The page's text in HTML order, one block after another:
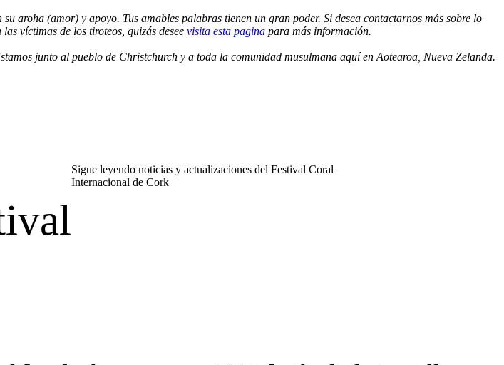
aroha (amor) y apoyo. Tus amables palabras tienen un gran poder. Si desea contactarnos más sobre lo
víctimas de los tiroteos, quizás desee visita esta pagina para más información.
junto al pueblo de Christchurch y a toda la comunidad musulmana aquí en Aotearoa, Nueva Zelanda.
Sigue leyendo noticias y actualizaciones del Festival Coral
Internacional de Cork